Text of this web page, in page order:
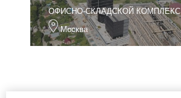
ОФИСНО-СКЛАДСКОЙ КОМПЛЕКС
Москва